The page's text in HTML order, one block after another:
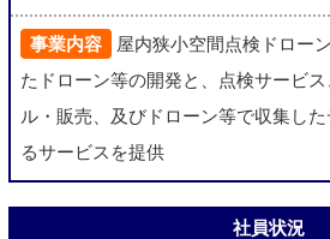
事業内容
屋内狭小空間点検ドロー
たドローン等の開発と、点検サービ
ル・販売、及びドローン等で収集し
るサービスを提供
社員状況